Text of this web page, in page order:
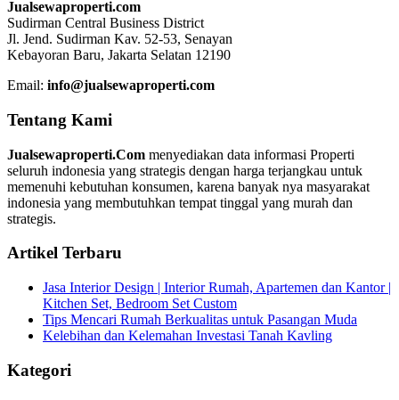
Jualsewaproperti.com
Sudirman Central Business District
Jl. Jend. Sudirman Kav. 52-53, Senayan
Kebayoran Baru, Jakarta Selatan 12190
Email: info@jualsewaproperti.com
Tentang Kami
Jualsewaproperti.Com menyediakan data informasi Properti
seluruh indonesia yang strategis dengan harga terjangkau untuk
memenuhi kebutuhan konsumen, karena banyak nya masyarakat
indonesia yang membutuhkan tempat tinggal yang murah dan
strategis.
Artikel Terbaru
Jasa Interior Design | Interior Rumah, Apartemen dan Kantor |
Kitchen Set, Bedroom Set Custom
Tips Mencari Rumah Berkualitas untuk Pasangan Muda
Kelebihan dan Kelemahan Investasi Tanah Kavling
Kategori